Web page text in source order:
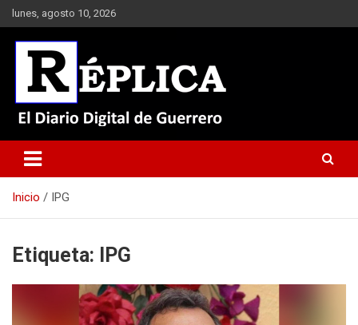
Saltar
al
contenido
lunes, agosto 10, 2026
Réplica
Inicio IPG
Etiqueta: IPG